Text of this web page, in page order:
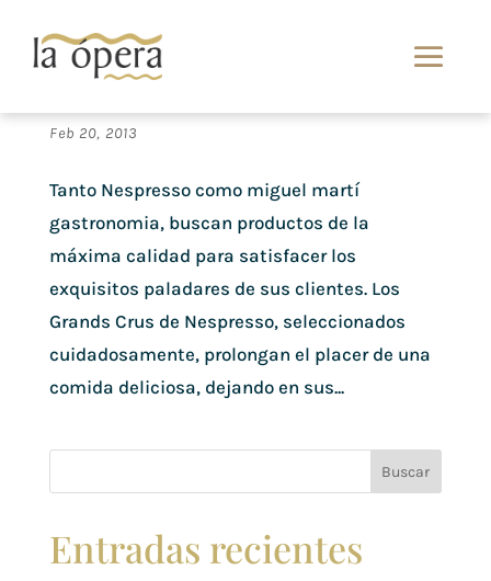
Nuestro compromiso con la calidad. Bodas
Feb 20, 2013
Tanto Nespresso como miguel martí
gastronomia, buscan productos de la
máxima calidad para satisfacer los
exquisitos paladares de sus clientes. Los
Grands Crus de Nespresso, seleccionados
cuidadosamente, prolongan el placer de una
comida deliciosa, dejando en sus...
Buscar
Entradas recientes